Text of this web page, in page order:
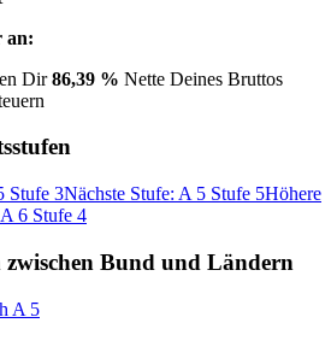
an:
Dir86,39 % Nette Deines Bruttos
Stufe 3Nächste Stufe: A 5 Stufe 5Höhere
6 Stufe 4
zwischen Bund und Ländern
A 5